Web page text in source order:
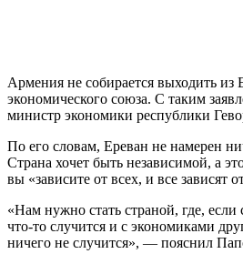
Армения не собирается выходить из
экономического союза. С таким
министр экономики республики
По его словам, Ереван не намерен
Страна хочет быть независимой, а
вы «зависите от всех, и все зависят
«Нам нужно стать страной, где, если
что-то случится и с экономиками
ничего не случится», — пояснил